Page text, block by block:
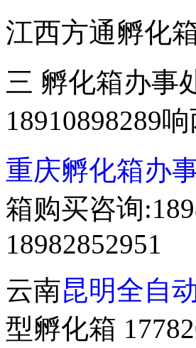
江西方通孵化
三 孵化箱办事
18910898289
重庆孵化箱办
箱购买咨询
18982852951
云南昆明全自
型孵化箱